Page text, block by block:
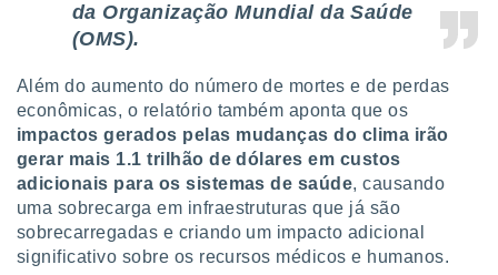
qualquer
em “
na
da Organização Mundial da Saúde
(OMS).
Além do aumento do número de mortes e de perdas
econômicas, o relatório também aponta que os
impactos gerados pelas mudanças do clima irão
gerar mais 1.1 trilhão de dólares em custos
adicionais para os sistemas de saúde, causando
uma sobrecarga em infraestruturas que já são
sobrecarregadas e criando um impacto adicional
significativo sobre os recursos médicos e humanos.